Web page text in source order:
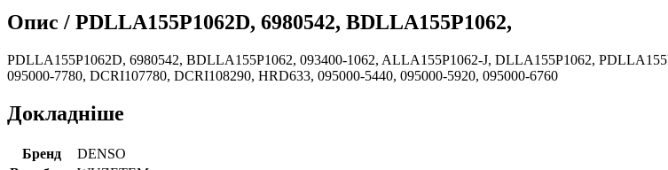
Опис / PDLLA155P1062D, 6980542, BDLLA155P1062,
PDLLA155P1062D, 6980542, BDLLA155P1062, 093400-1062, ALLA155P1062-J, DLLA155P1062,
095000-7780, DCRI107780, DCRI108290, HRD633, 095000-5440, 095000-5920, 095000-6760
Докладніше
Бренд
DENSO